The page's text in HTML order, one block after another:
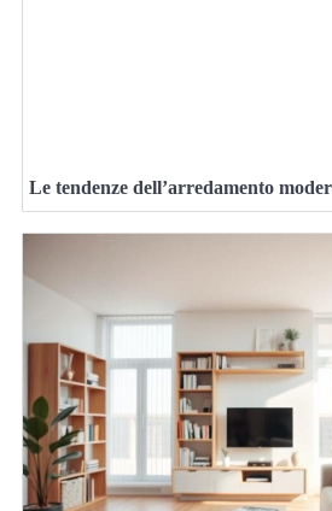
Le tendenze dell’arredamento